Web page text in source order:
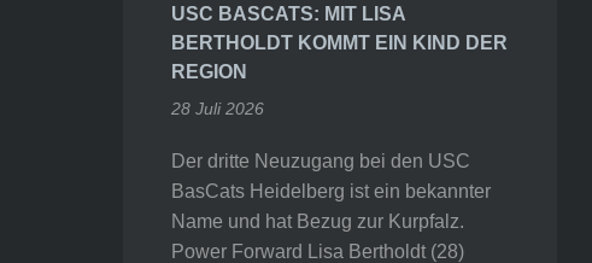
USC BASCATS: MIT LISA
BERTHOLDT KOMMT EIN KIND DER
REGION
28 Juli 2026
Der dritte Neuzugang bei den USC
BasCats Heidelberg ist ein bekannter
Name und hat Bezug zur Kurpfalz.
Power Forward Lisa Bertholdt (28)